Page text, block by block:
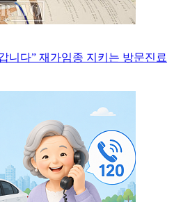
니다” 재가임종 지키는 방문진료